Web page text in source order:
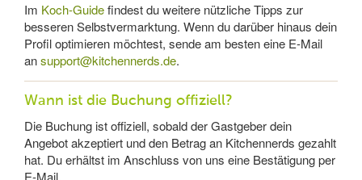
Im Koch-Guidefindest du weitere nützliche Tipps zur
besseren Selbstvermarktung. Wenn du darüber hinaus dein
Profil optimieren möchtest, sende am besten eine E-Mail
ansupport@kitchennerds.de.
Wann ist die Buchung offiziell?
Die Buchung ist offiziell, sobald der Gastgeber dein
Angebot akzeptiert und den Betrag an Kitchennerds gezahlt
hat. Du erhältst im Anschluss von uns eine Bestätigung per
E-Mail.